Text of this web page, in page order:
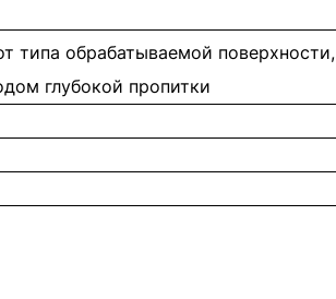
типа обрабатываемой поверхности,
глубокой пропитки